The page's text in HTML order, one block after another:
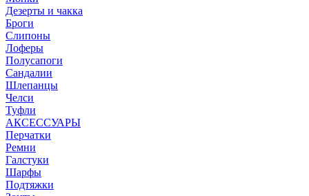
Дезерты и чакка
Броги
Слипоны
Лоферы
Полусапоги
Сандалии
Шлепанцы
Челси
Туфли
АКСЕССУАРЫ
Перчатки
Ремни
Галстуки
Шарфы
Подтяжки